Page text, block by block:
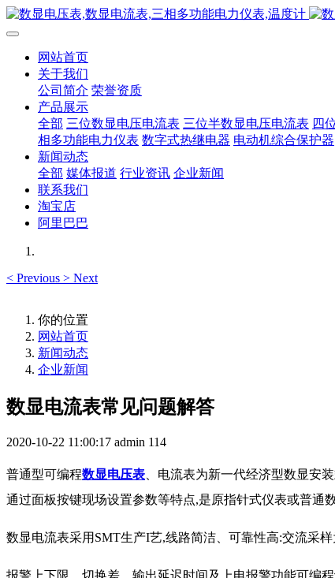
网站首页
关于我们
公司简介 荣誉资质
产品展示
全部 三位数显电压电流表 三位半数显电压电流表 四
相多功能电力仪表 数字式热继电器 电动机综合保护器
新闻动态
全部 媒体报道 行业资讯 企业新闻
联系我们
淘宝店
阿里巴巴
< Previous > Next
你的位置
网站首页
新闻动态
企业新闻
数显电流表常见问题解答
2020-10-22 11:00:17 admin 114
普通型可编程数显电压表 、电流表为新一代经济型数显安
通过面板按键现场设置参数等特点,是原指针式仪表或普通
数显电流表采用SMT生产I艺,线路简洁、可靠性高:交流采
报警上下限、切换差、输出延迟时间及上电报警功能可编